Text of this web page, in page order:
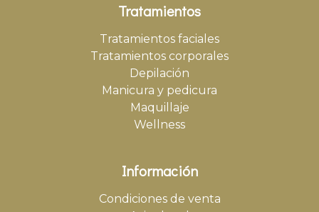
Tratamientos
Tratamientos faciales
Tratamientos corporales
Depilación
Manicura y pedicura
Maquillaje
Wellness
Información
Condiciones de venta